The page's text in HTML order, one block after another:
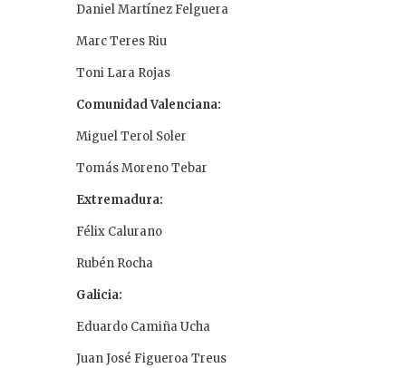
Daniel Martínez Felguera
Marc Teres Riu
Toni Lara Rojas
Comunidad Valenciana:
Miguel Terol Soler
Tomás Moreno Tebar
Extremadura:
Félix Calurano
Rubén Rocha
Galicia:
Eduardo Camiña Ucha
Juan José Figueroa Treus